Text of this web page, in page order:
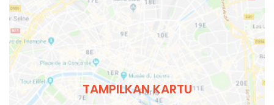
TAMPILKAN KARTU